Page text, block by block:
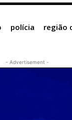
polícia região
- Advertisement -